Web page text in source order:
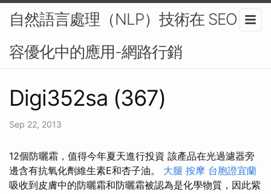
自然語言處理（NLP）技術在 SEO 內
容優化中的應用-網路行銷
Digi352sa (367)
Sep 22, 2013
12個防曬霜，值得今年夏天進行投資 該產品在光過濾器旁
邊含有抗氧化劑維生素E和杏子油。 大腿 按摩 台胞證宜蘭
吸收到皮膚中的防曬霜和防曬霜被認為是化學物質，因此紫